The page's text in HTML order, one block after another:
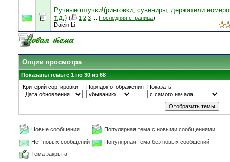
Ручные штучки!(ринговки, сувениры, держатели
т.д.) ( 1 2 3 Последняя страница)
Daicin Li
Опции просмотра
Показаны темы с 1 по 30 из 68
Критерий сортировки
Порядок отображения Показать
Новые сообщения
Популярная тема с новыми сообщениями
Нет новых сообщений
Популярная тема без новых сообщений
Тема закрыта